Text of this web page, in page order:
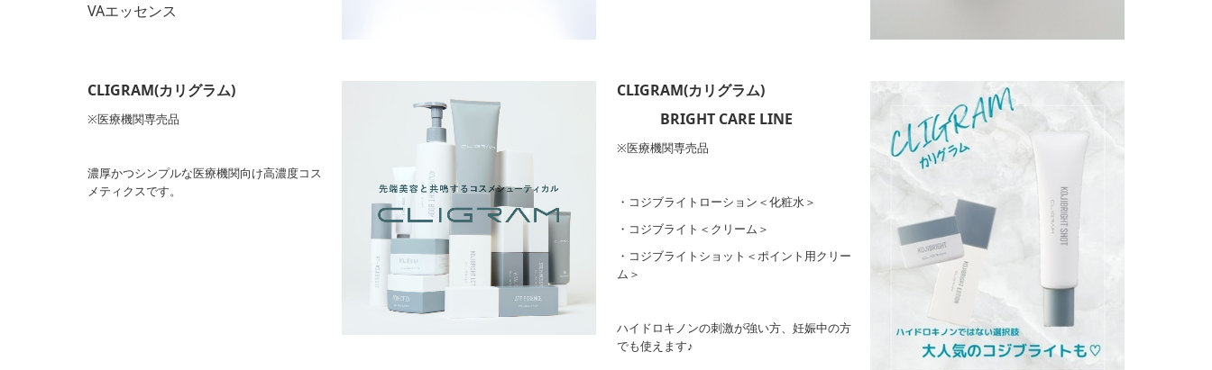
VAエッセンス
CLIGRAM(カリグラム)
※医療機関専売品
濃厚かつシンプルな医療機関向け高濃度コス
メティクスです。
CLIGRAM(カリグラム)
BRIGHT CARE LINE
※医療機関専売品
・コジブライトローション＜化粧水＞
・コジブライト＜クリーム＞
・コジブライトショット＜ポイント用クリー
ム＞
ハイドロキノンの刺激が強い方、妊娠中の方
でも使えます♪